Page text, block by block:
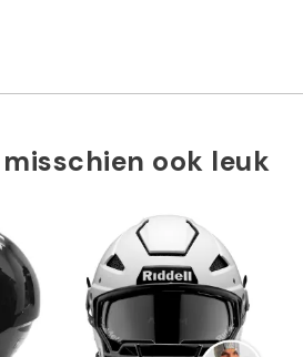
ook leuk